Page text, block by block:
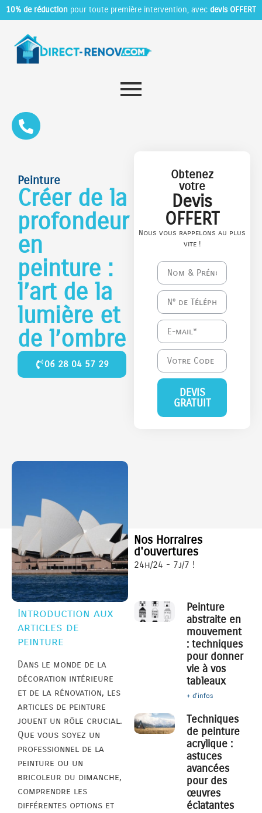
10% de réduction pour toute première intervention, avec devis OFFERT
Peinture
Créer de la
profondeur
en
peinture :
l’art de la
lumière et
de l’ombre
06 28 04 57 29
Obtenez
votre
Devis
OFFERT
Nous vous rappelons au plus
vite !
DEVIS
GRATUIT
Introduction aux
articles de
peinture
Dans le monde de la
décoration intérieure
et de la rénovation, les
articles de peinture
jouent un rôle crucial.
Que vous soyez un
professionnel de la
peinture ou un
bricoleur du dimanche,
comprendre les
différentes options et
Nos Horraires
d'ouvertures
24h/24 - 7j/7 !
Peinture
abstraite en
mouvement
: techniques
pour donner
vie à vos
tableaux
+ d'infos
Techniques
de peinture
acrylique :
astuces
avancées
pour des
œuvres
éclatantes